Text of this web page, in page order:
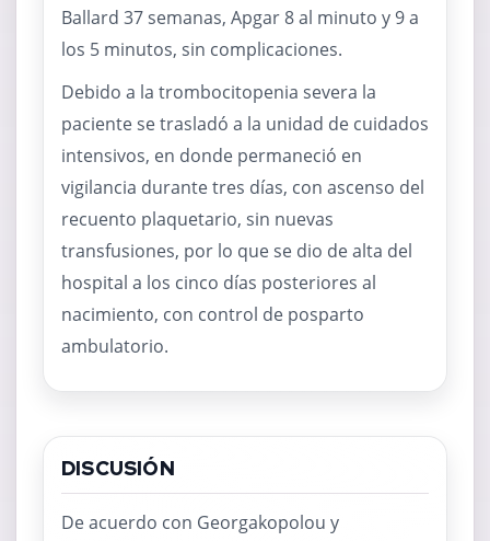
Ballard 37 semanas, Apgar 8 al minuto y 9 a
los 5 minutos, sin complicaciones.
Debido a la trombocitopenia severa la
paciente se trasladó a la unidad de cuidados
intensivos, en donde permaneció en
vigilancia durante tres días, con ascenso del
recuento plaquetario, sin nuevas
transfusiones, por lo que se dio de alta del
hospital a los cinco días posteriores al
nacimiento, con control de posparto
ambulatorio.
DISCUSIÓN
De acuerdo con Georgakopolou y